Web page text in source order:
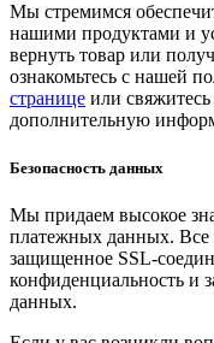
Мы стремимся
нашими продуктами и
вернуть товар или
ознакомьтесь с нашей
странице или
дополнительную
Безопасность данных
Мы придаем высокое
платежных данных. Все
защищенное SSL-
конфиденциальность и
данных.